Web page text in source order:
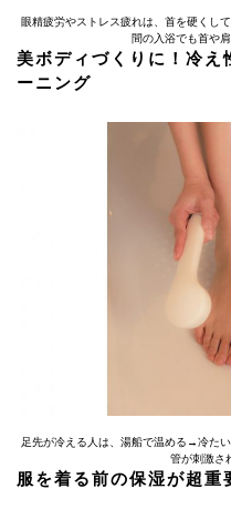
眼精疲労やストレス疲れは、首を硬くし
間の入浴でも首や
美ボディづくりに！冷え
ーニング
足先が冷える人は、湯船で温める→冷た
管が刺激さ
服を着る前の保湿が超重